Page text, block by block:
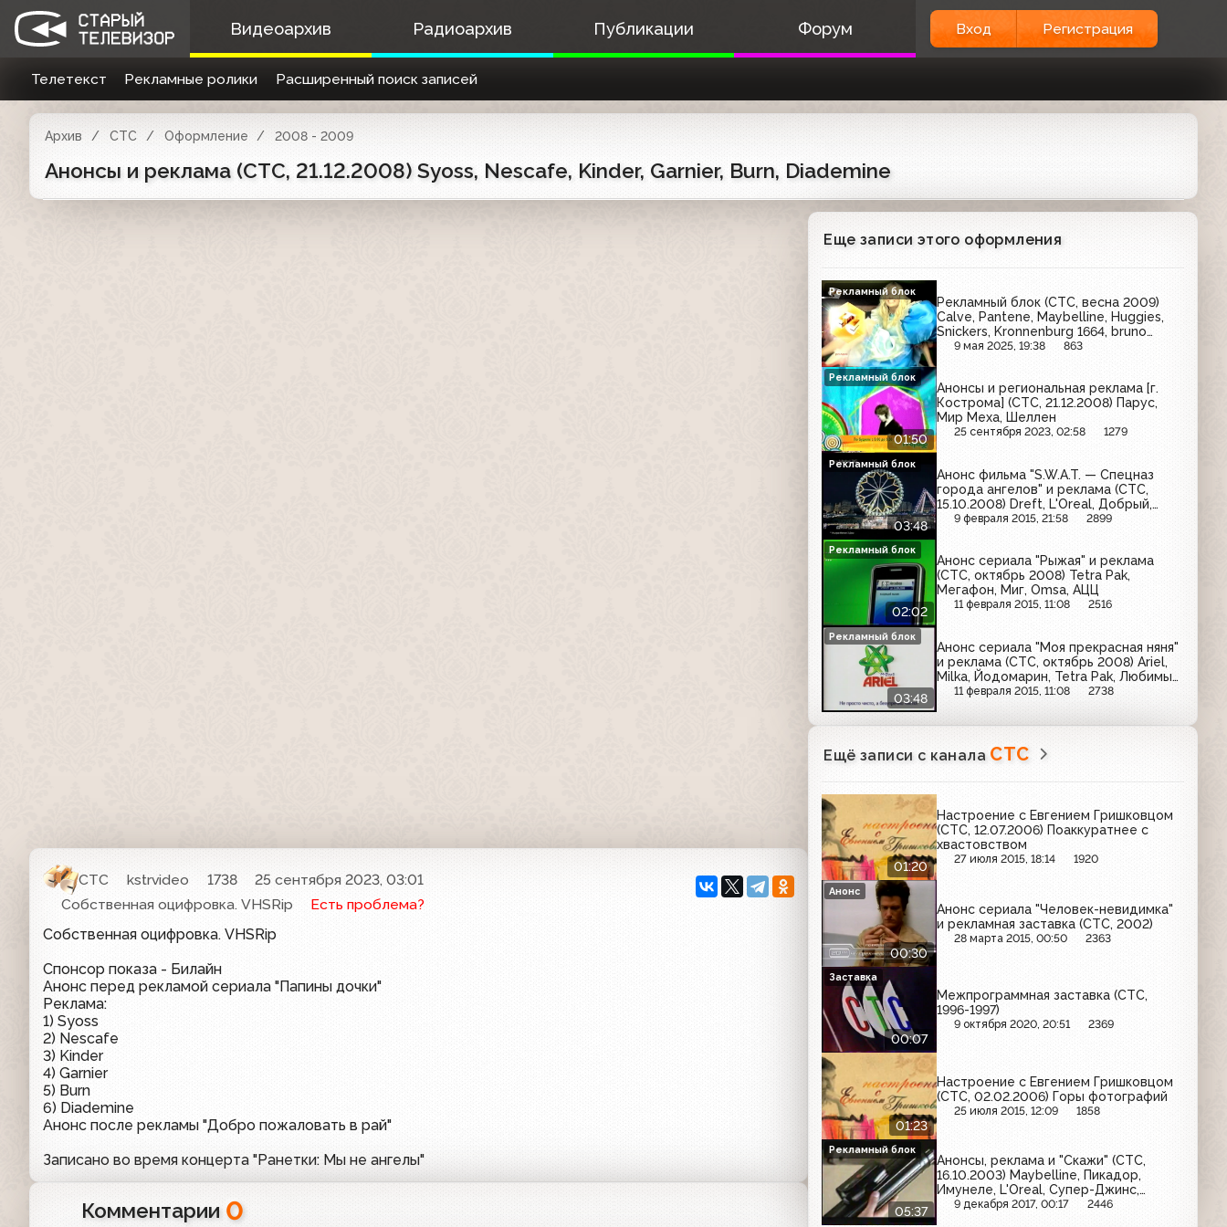
Видеоархив Радиоархив Публикации Форум Вход Регистрация
Телетекст Рекламные ролики Расширенный поиск записей
Архив СТС Оформление 2008 - 2009
Анонсы и реклама (СТС, 21.12.2008) Syoss, Nescafe, Kinder, Garnier, Burn, Diademine
СТС kstrvideo 1738
25 сентября 2023, 03:01
Собственная оцифровка. VHSRip
Есть проблема?
Собственная оцифровка. VHSRip
Спонсор показа - Билайн
Анонс перед рекламой сериала "Папины дочки"
Реклама:
1) Syoss
2) Nescafe
3) Kinder
4) Garnier
5) Burn
6) Diademine
Анонс после рекламы "Добро пожаловать в рай"
Записано во время концерта "Ранетки: Мы не ангелы"
Комментарии 0
Еще записи этого оформления
Рекламный блок (СТС, весна 2009)
Calve, Pantene, Maybelline, Huggies,
Snickers, Kronnenburg 1664, bruno
banani, Axe, Техносила, Garnier, Lenor
9 мая 2025, 19:38 863
Рекламный блок
01:50
Анонсы и региональная реклама [г.
Кострома] (СТС, 21.12.2008) Парус,
Мир Меха, Шеллен
25 сентября 2023, 02:58 1279
Рекламный блок
03:48
Анонс фильма "S.W.A.T. — Спецназ
города ангелов" и реклама (СТС,
15.10.2008) Dreft, L'Oreal, Добрый,
Samsung, Persen, Blend-a-med, Halls,
9 февраля 2015, 21:58 2899
Рекламный блок
02:02
Анонс сериала "Рыжая" и реклама
(СТС, октябрь 2008) Tetra Pak,
Мегафон, Миг, Omsa, АЦЦ
11 февраля 2015, 11:08 2516
Рекламный блок
03:48
Анонс сериала "Моя прекрасная няня"
и реклама (СТС, октябрь 2008) Ariel,
Milka, Йодомарин, Tetra Pak, Любимый
сад, Детский мир, Ренни, Omsa, Dove,
11 февраля 2015, 11:08 2738
Рекламный блок
Ещё записи с канала СТС
01:20
Настроение с Евгением Гришковцом
(СТС, 12.07.2006) Поаккуратнее с
хвастовством
27 июля 2015, 18:14 1920
00:30
Анонс сериала "Человек-невидимка"
и рекламная заставка (СТС, 2002)
28 марта 2015, 00:50 2363
Анонс
00:07
Межпрограммная заставка (СТС,
1996-1997)
9 октября 2020, 20:51 2369
Заставка
01:23
Настроение с Евгением Гришковцом
(СТС, 02.02.2006) Горы фотографий
25 июля 2015, 12:09 1858
05:37
Анонсы, реклама и "Скажи" (СТС,
16.10.2003) Maybelline, Пикадор,
Имунеле, L'Oreal, Супер-Джинс,
Сибирская корона
9 декабря 2017, 00:17 2446
Рекламный блок